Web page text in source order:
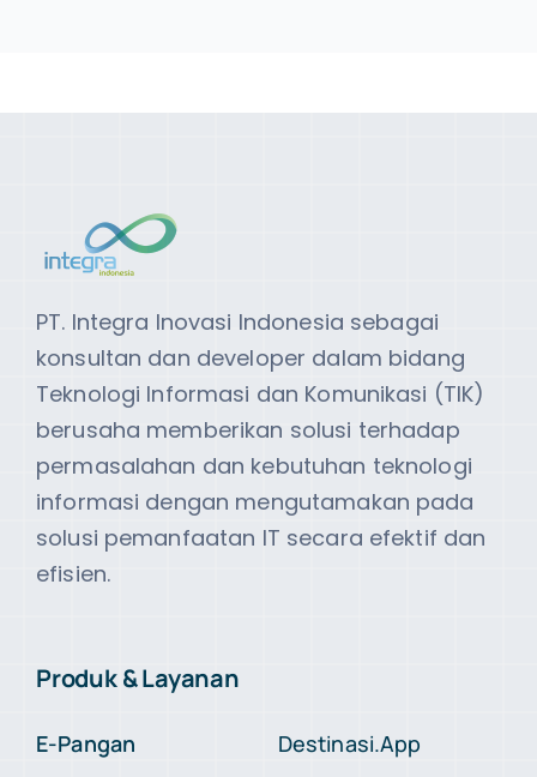
PT. Integra Inovasi Indonesia sebagai
konsultan dan developer dalam bidang
Teknologi Informasi dan Komunikasi (TIK)
berusaha memberikan solusi terhadap
permasalahan dan kebutuhan teknologi
informasi dengan mengutamakan pada
solusi pemanfaatan IT secara efektif dan
efisien.
Produk & Layanan
E-Pangan
Destinasi.App